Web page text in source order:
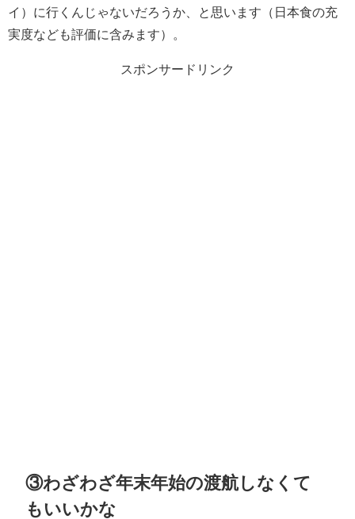
イ）に行くんじゃないだろうか、と思います（日本食の充
実度なども評価に含みます）。
スポンサードリンク
③わざわざ年末年始の渡航しなくて
もいいかな